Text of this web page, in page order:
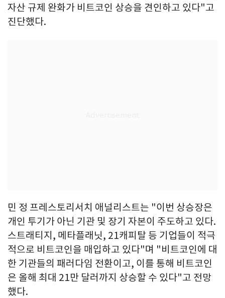
자산 규제 완화가 비트코인 상승을 견인하고 있다"고
진단했다.
민 정 프레스토리서치 애널리스트는 "이번 상승장은
개인 투기가 아닌 기관 및 장기 자본이 주도하고 있다.
스트래티지, 메타플래닛, 21캐피탈 등 기업들이 적극
적으로 비트코인을 매입하고 있다"며 "비트코인에 대
한 기관들의 패러다임 전환이고, 이를 통해 비트코인
은 올해 최대 21만 달러까지 상승할 수 있다"고 전망
했다.